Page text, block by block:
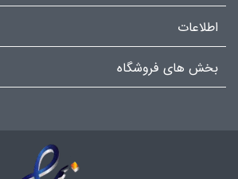
اطلاعات
بخش های فروشگاه